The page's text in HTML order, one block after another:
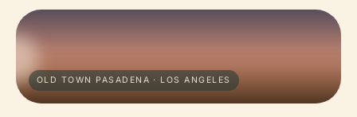
OLD TOWN PASADENA · LOS ANGELES